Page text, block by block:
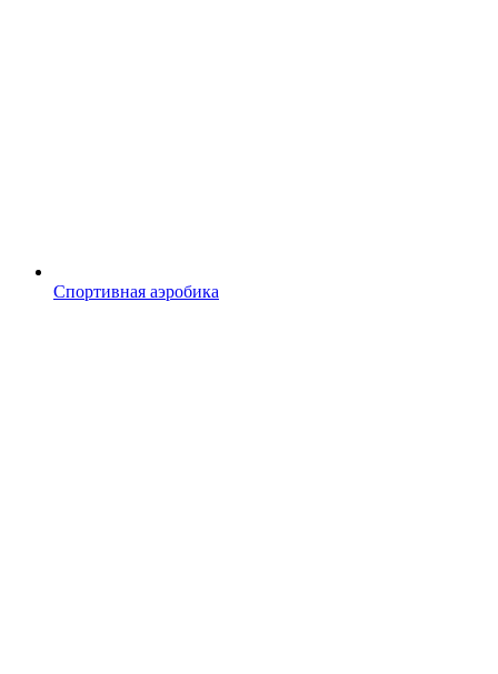
Спортивная аэробика